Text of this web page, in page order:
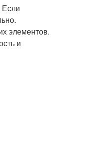
Если
элементов.
и